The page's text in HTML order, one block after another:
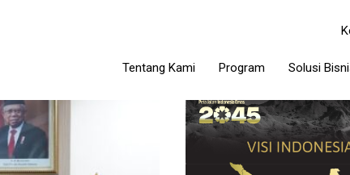
Tentang Kami Program Solusi